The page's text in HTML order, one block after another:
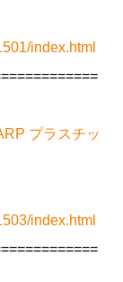
index.html
プラスチッ
index.html